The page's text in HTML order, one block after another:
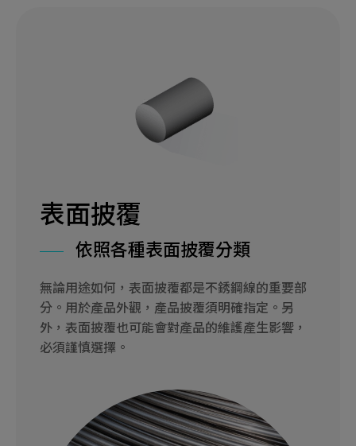
表面披覆
依照各種表面披覆分類
無論用途如何，表面披覆都是不銹鋼線的重要部
分。用於產品外觀，產品披覆須明確指定。另
外，表面披覆也可能會對產品的維護產生影響，
必須謹慎選擇。